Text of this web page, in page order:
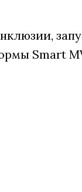
Smart